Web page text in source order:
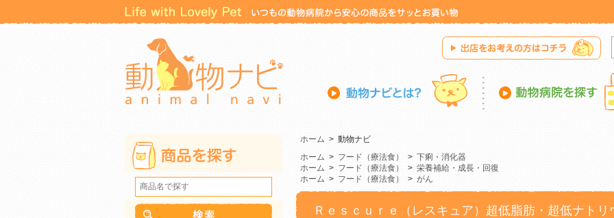
ホーム > 動物ナビ
ホーム > フード（療法食） > 下痢・消化器
ホーム > フード（療法食） > 栄養補給・成長・回復
ホーム > フード（療法食） > がん
Ｒｅｓｃｕｒｅ（レスキュア）超低脂肪・超低ナト